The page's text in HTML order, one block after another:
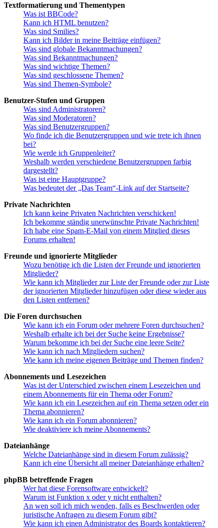
Textformatierung und Thementypen
Was ist BBCode?
Kann ich HTML benutzen?
Was sind Smilies?
Kann ich Bilder in meine Beiträge einfügen?
Was sind globale Bekanntmachungen?
Was sind Bekanntmachungen?
Was sind wichtige Themen?
Was sind geschlossene Themen?
Was sind Themen-Symbole?
Benutzer-Stufen und Gruppen
Was sind Administratoren?
Was sind Moderatoren?
Was sind Benutzergruppen?
Wo finde ich die Benutzergruppen und wie trete ich ihnen
bei?
Wie werde ich Gruppenleiter?
Weshalb werden verschiedene Benutzergruppen farbig
dargestellt?
Was ist eine Hauptgruppe?
Was bedeutet der „Das Team“-Link auf der Startseite?
Private Nachrichten
Ich kann keine Privaten Nachrichten verschicken!
Ich bekomme ständig unerwünschte Private Nachrichten!
Ich habe eine Spam-E-Mail von einem Mitglied dieses
Forums erhalten!
Freunde und ignorierte Mitglieder
Wozu benötige ich die Listen der Freunde und ignorierten
Mitglieder?
Wie kann ich Mitglieder zur Liste der Freunde oder zur Liste
der ignorierten Mitglieder hinzufügen oder diese wieder aus
den Listen entfernen?
Die Foren durchsuchen
Wie kann ich ein Forum oder mehrere Foren durchsuchen?
Weshalb erhalte ich bei der Suche keine Ergebnisse?
Warum bekomme ich bei der Suche eine leere Seite?
Wie kann ich nach Mitgliedern suchen?
Wie kann ich meine eigenen Beiträge und Themen finden?
Abonnements und Lesezeichen
Was ist der Unterschied zwischen einem Lesezeichen und
einem Abonnements für ein Thema oder Forum?
Wie kann ich ein Lesezeichen auf ein Thema setzen oder ein
Thema abonnieren?
Wie kann ich ein Forum abonnieren?
Wie deaktiviere ich meine Abonnements?
Dateianhänge
Welche Dateianhänge sind in diesem Forum zulässig?
Kann ich eine Übersicht all meiner Dateianhänge erhalten?
phpBB betreffende Fragen
Wer hat diese Forensoftware entwickelt?
Warum ist Funktion x oder y nicht enthalten?
An wen soll ich mich wenden, falls es Beschwerden oder
juristische Anfragen zu diesem Forum gibt?
Wie kann ich einen Administrator des Boards kontaktieren?